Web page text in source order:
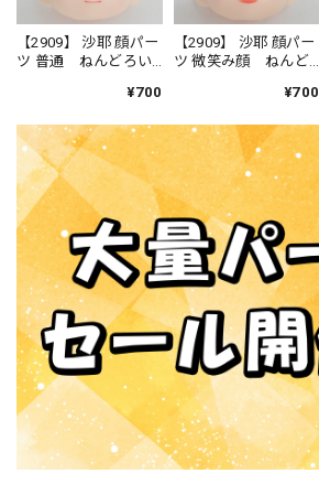
【2909】 沙耶 顔パー
ツ 普通 ねんどろい
¥700
【2909】 沙耶 顔パー
ツ 微笑み顔 ねんど
¥700